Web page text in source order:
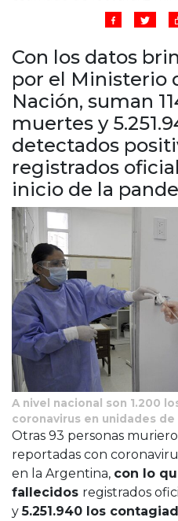
Cruz
Corredor
La
Bell
Río
Con los datos
por el Ministerio
Nación, suman
muertes y
detectados
registrados
inicio de la
A nivel nacional son 1.200
coronavirus en unidades
Otras 93 personas
reportadas con
en la Argentina, con lo
fallecidos registrados
y5.251.940 los